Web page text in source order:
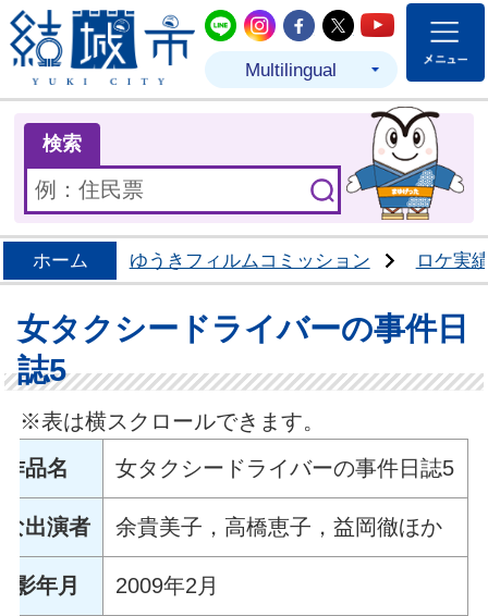
結城市公式LINE
結城市公式Instagram
結城市公式
結城市公式
結城市
Multilingual
検索
ホーム ゆうきフィルムコミッション ロケ実
女タクシードライバーの事件日
誌5
※表は横スクロールできます。
作品名
女タクシードライバーの事件日誌5
出演者 余貴美子，高橋恵子，益岡徹ほか
影年月 2009年2月